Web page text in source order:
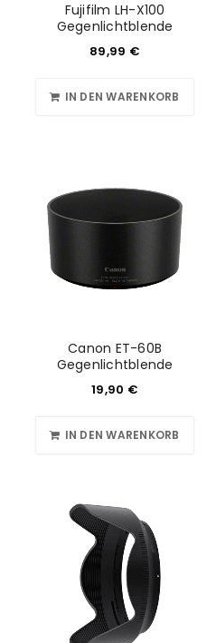
Fujifilm LH-X100
Gegenlichtblende
89,99 €
IN DEN WARENKORB
Canon ET-60B
Gegenlichtblende
19,90 €
IN DEN WARENKORB